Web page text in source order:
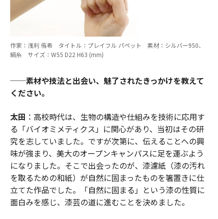
作家：浅利 侑希 タイトル：プレイフル パペット 素材：シルバー950、
絹糸 サイズ：W55 D22 H63 (mm)
──素材や技法と出会い、魅了されたきっかけを教えて
ください。
太田 ：高校時代は、生物の構造や仕組みを技術に応用す
る「バイオミメティクス」に関心があり、当初はその研
究を志していました。ですが次第に、伝えることへの興
味が強まり、美大のオープンキャンパスに足を運ぶよう
になりました。そこで出会ったのが、漆濾紙（漆の汚れ
を取るための和紙）が自然に固まったものを箸置きに仕
立てた作品でした。「自然に固まる」という漆の性質に
面白みを感じ、漆芸の道に進むことを決めました。